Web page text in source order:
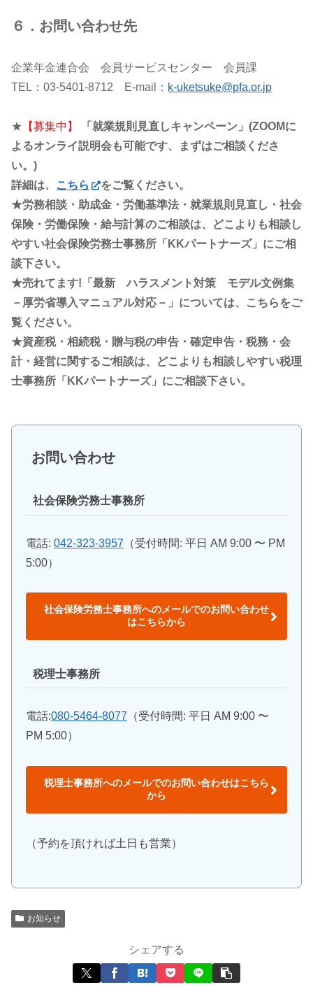
６．お問い合わせ先
企業年金連合会 会員サービスセンター 会員課
TEL：03-5401-8712 E-mail： k-uketsuke@pfa.or.jp
★ 【募集中】
「就業規則見直しキャンペーン」(ZOOMに
よるオンライ説明会も可能です、まずはご相談くださ
い。)
詳細は、
こちら
をご覧ください。
★労務相談・助成金・労働基準法・就業規則見直し・社会
保険・労働保険・給与計算のご相談は、どこよりも相談し
やすい社会保険労務士事務所「KKパートナーズ」にご相
談下さい。
★売れてます!「最新 ハラスメント対策 モデル文例集
－厚労省導入マニュアル対応－」については、こちらをご
覧ください。
★資産税・相続税・贈与税の申告・確定申告・税務・会
計・経営に関するご相談は、どこよりも相談しやすい税理
士事務所「KKパートナーズ」にご相談下さい。
お問い合わせ
社会保険労務士事務所
電話: 042-323-3957 （受付時間: 平日 AM 9:00 〜 PM
5:00）
社会保険労務士事務所へのメールでのお問い合わせ
はこちらから
税理士事務所
電話:080-5464-8077 （受付時間: 平日 AM 9:00 〜
PM 5:00）
税理士事務所へのメールでのお問い合わせはこちら
から
（予約を頂ければ土日も営業）
お知らせ
シェアする